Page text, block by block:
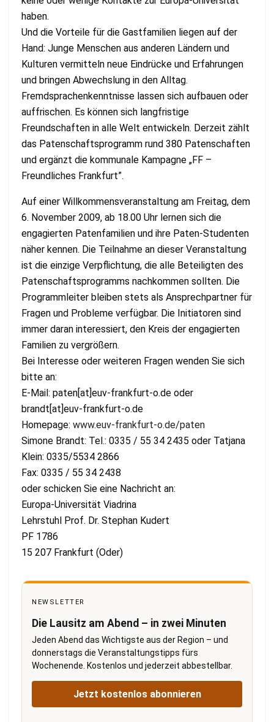
haben.
Und die Vorteile für die Gastfamilien liegen auf der
Hand: Junge Menschen aus anderen Ländern und
Kulturen vermitteln neue Eindrücke und Erfahrungen
und bringen Abwechslung in den Alltag.
Fremdsprachenkenntnisse lassen sich aufbauen oder
auffrischen. Es können sich langfristige
Freundschaften in alle Welt entwickeln. Derzeit zählt
das Patenschaftsprogramm rund 380 Patenschaften
und ergänzt die kommunale Kampagne „FF –
Freundliches Frankfurt”.
Auf einer Willkommensveranstaltung am Freitag, dem
6. November 2009, ab 18.00 Uhr lernen sich die
engagierten Patenfamilien und ihre Paten-Studenten
näher kennen. Die Teilnahme an dieser Veranstaltung
ist die einzige Verpflichtung, die alle Beteiligten des
Patenschaftsprogramms nachkommen sollten. Die
Programmleiter bleiben stets als Ansprechpartner für
Fragen und Probleme verfügbar. Die Initiatoren sind
immer daran interessiert, den Kreis der engagierten
Familien zu vergrößern.
Bei Interesse oder weiteren Fragen wenden Sie sich
bitte an:
E-Mail: paten[at]euv-frankfurt-o.de oder
brandt[at]euv-frankfurt-o.de
Homepage: www.euv-frankfurt-o.de/paten
Simone Brandt: Tel.: 0335 / 55 34 2435 oder Tatjana
Klein: 0335/5534 2866
Fax: 0335 / 55 34 2438
oder schicken Sie eine Nachricht an:
Europa-Universität Viadrina
Lehrstuhl Prof. Dr. Stephan Kudert
PF 1786
15 207 Frankfurt (Oder)
NEWSLETTER
Die Lausitz am Abend – in zwei Minuten
Jeden Abend das Wichtigste aus der Region – und
donnerstags die Veranstaltungstipps fürs
Wochenende. Kostenlos und jederzeit abbestellbar.
Jetzt kostenlos abonnieren